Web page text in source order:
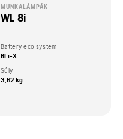
MUNKALÁMPÁK
WL 8i
Battery eco system
BLi-X
Súly
3,62 kg